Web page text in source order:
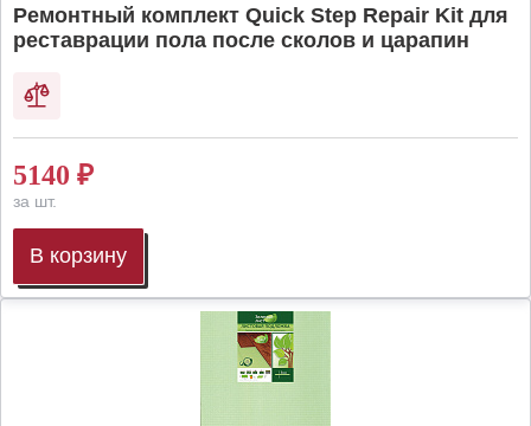
Ремонтный комплект Quick Step Repair Kit для
реставрации пола после сколов и царапин
5140 ₽
за шт.
В корзину